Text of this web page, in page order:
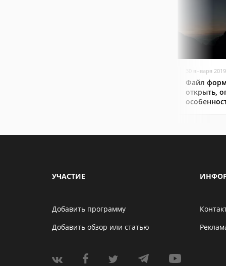
30 января 2019
Файл
открыть,
УЧАСТИЕ
Добавить программу
Добавить обзор или статью